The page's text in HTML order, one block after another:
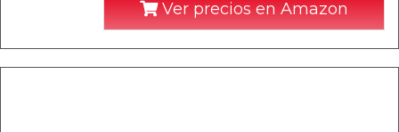
Ver precios en Amazon